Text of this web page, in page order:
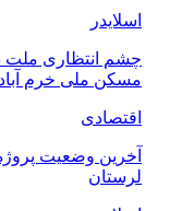
اسلایدر
مسکن ملی خرم آباد
اقتصادی
آخرین وضعیت
لرستان